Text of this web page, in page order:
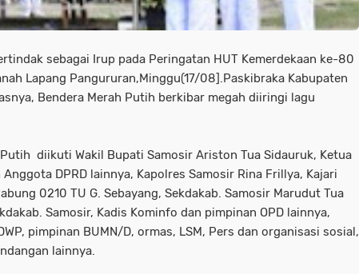
sebagai Irup pada Peringatan HUT Kemerdekaan ke-80
Lapang Pangururan,Minggu(17/08].Paskibraka Kabupaten
Bendera Merah Putih berkibar megah diiringi lagu
diikuti Wakil Bupati Samosir Ariston Tua Sidauruk, Ketua
DPRD lainnya, Kapolres Samosir Rina Frillya, Kajari
0210 TU G. Sebayang, Sekdakab. Samosir Marudut Tua
Samosir, Kadis Kominfo dan pimpinan OPD lainnya,
pimpinan BUMN/D, ormas, LSM, Pers dan organisasi sosial,
lainnya.